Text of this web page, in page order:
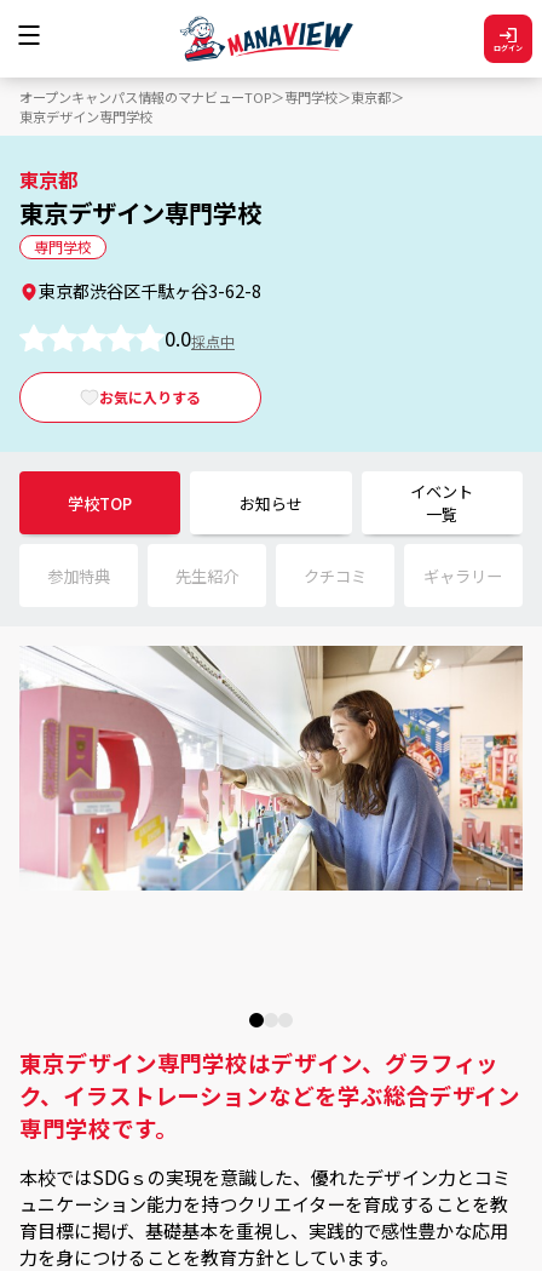
ログイン
オープンキャンパス情報のマナビューTOP 専門学校
東京都
東京デザイン専門学校
東京都
東京デザイン専門学校
専門学校
お気に入りする
東京都渋谷区千駄ヶ谷3-62-8
0.0採点中
学校TOP お知らせ
イベント
一覧
参加特典 先生紹介 クチコミ ギャラリー
東京デザイン専門学校はデザイン、グラフィッ
ク、イラストレーションなどを学ぶ総合デザイン
専門学校です。
本校ではSDGｓの実現を意識した、優れたデザイン力とコミ
ュニケーション能力を持つクリエイターを育成することを教
育目標に掲げ、基礎基本を重視し、実践的で感性豊かな応用
力を身につけることを教育方針としています。